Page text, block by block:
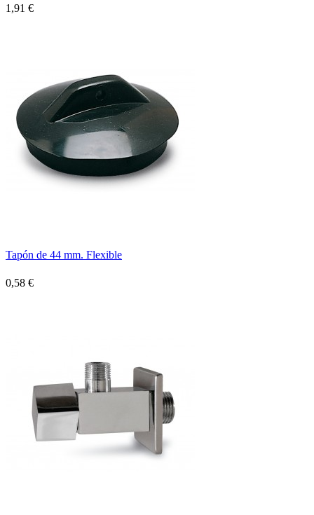
1,91 €
Tapón de 44 mm. Flexible
0,58 €